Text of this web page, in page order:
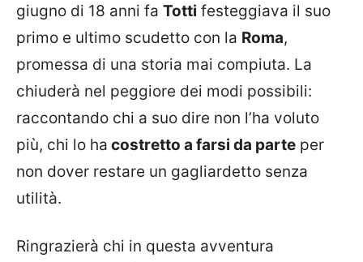
giugno di 18 anni fa Totti festeggiava il suo
primo e ultimo scudetto con la Roma,
promessa di una storia mai compiuta. La
chiuderà nel peggiore dei modi possibili:
raccontando chi a suo dire non l’ha voluto
più, chi lo ha costretto a farsi da parte per
non dover restare un gagliardetto senza
utilità.
Ringrazierà chi in questa avventura